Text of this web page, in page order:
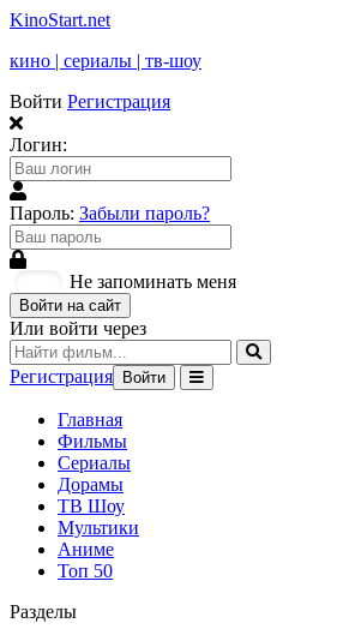
KinoStart.net
кино | сериалы | тв-шоу
Войти Регистрация
Логин:
Пароль: Забыли пароль?
Не запоминать меня
Войти на сайт
Или войти через
Регистрация Войти
Главная
Фильмы
Сериалы
Дорамы
ТВ Шоу
Мультики
Аниме
Топ 50
Разделы